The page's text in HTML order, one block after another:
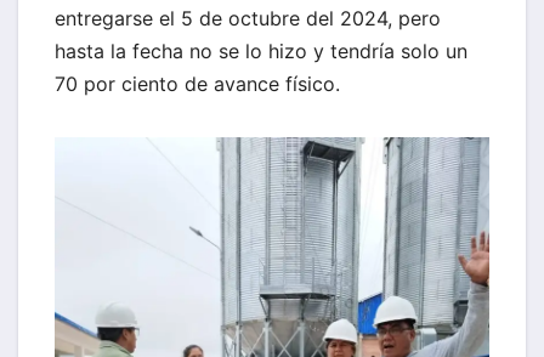
entregarse el 5 de octubre del 2024, pero
hasta la fecha no se lo hizo y tendría solo un
70 por ciento de avance físico.